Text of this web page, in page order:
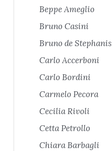
Beppe Ameglio
Bruno Casini
Bruno de Stephanis
Carlo Accerboni
Carlo Bordini
Carmelo Pecora
Cecilia Rivoli
Cetta Petrollo
Chiara Barbagli